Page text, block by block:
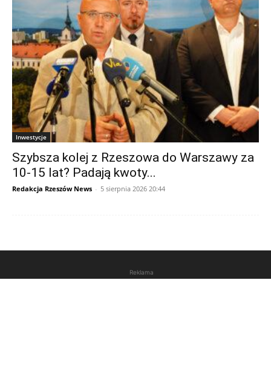
Inwestycje
Szybsza kolej z Rzeszowa do Warszawy za
10-15 lat? Padają kwoty...
Redakcja Rzeszów News - 5 sierpnia 2026 20:44
Reklama